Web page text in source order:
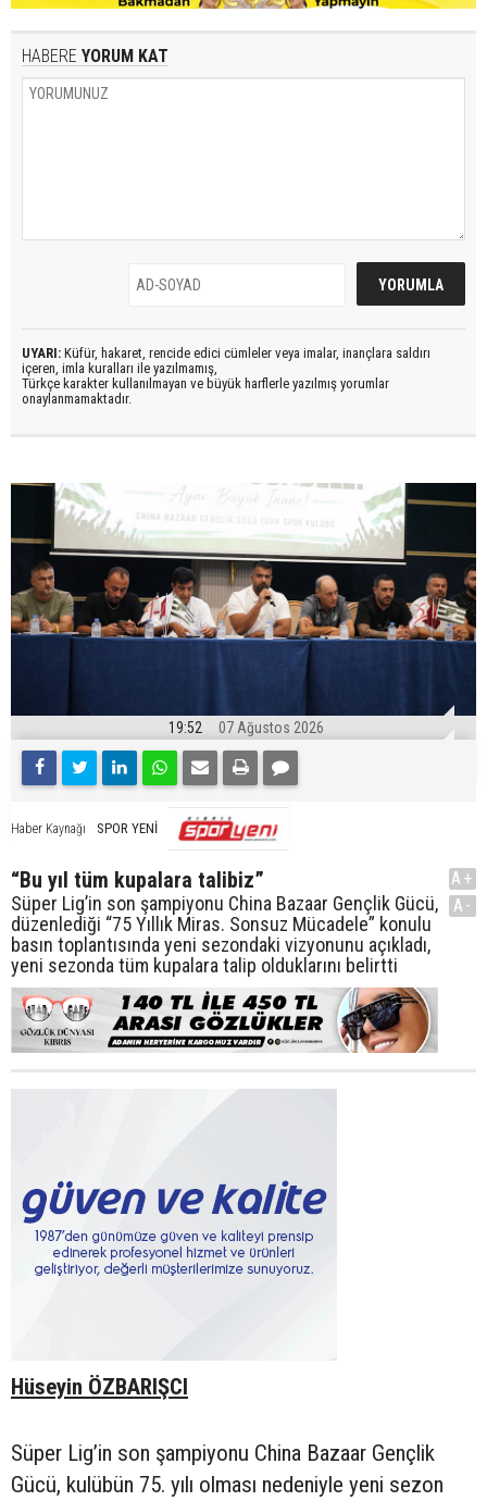
HABERE YORUM KAT
UYARI: Küfür, hakaret, rencide edici cümleler veya imalar, inançlara saldırı
içeren, imla kuralları ile yazılmamış,
Türkçe karakter kullanılmayan ve büyük harflerle yazılmış yorumlar
onaylanmamaktadır.
19:52 07 Ağustos 2026
Haber Kaynağı SPOR YENİ
“Bu yıl tüm kupalara talibiz”
Süper Lig’in son şampiyonu China Bazaar Gençlik Gücü,
düzenlediği “75 Yıllık Miras. Sonsuz Mücadele” konulu
basın toplantısında yeni sezondaki vizyonunu açıkladı,
yeni sezonda tüm kupalara talip olduklarını belirtti
A+
A-
Hüseyin ÖZBARIŞCI
Süper Lig’in son şampiyonu China Bazaar Gençlik
Gücü, kulübün 75. yılı olması nedeniyle yeni sezon